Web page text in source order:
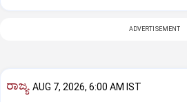
ADVERTISEMENT
ರಾಜ್ಯ AUG 7, 2026, 6:00 AM IST